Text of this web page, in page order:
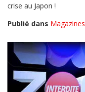
crise au Japon !
Publié dans Magazines